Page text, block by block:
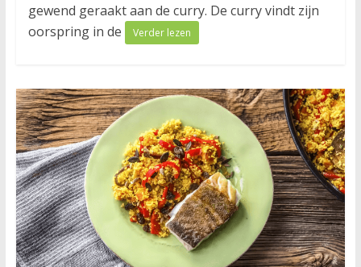
gewend geraakt aan de curry. De curry vindt zijn
oorspring in de
Verder lezen